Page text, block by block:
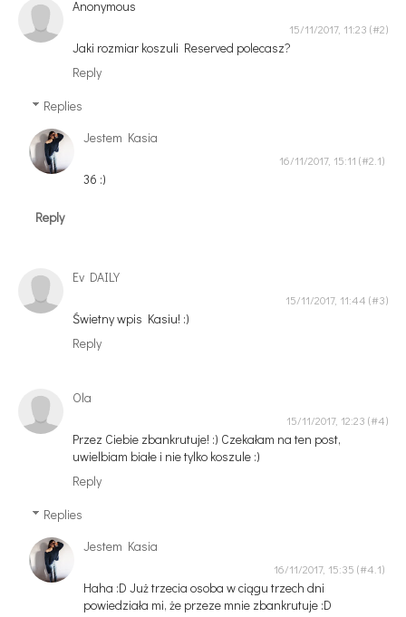
Anonymous
15/11/2017, 11:23
Jaki rozmiar koszuli Reserved polecasz?
Reply
Replies
Jestem Kasia
16/11/2017, 15:11
36 :)
Reply
Ev DAILY
15/11/2017, 11:44
Świetny wpis Kasiu! :)
Reply
Ola
15/11/2017, 12:23
Przez Ciebie zbankrutuje! :) Czekałam na ten post,
uwielbiam białe i nie tylko koszule :)
Reply
Replies
Jestem Kasia
16/11/2017, 15:35
Haha :D Już trzecia osoba w ciągu trzech dni
powiedziała mi, że przeze mnie zbankrutuje :D